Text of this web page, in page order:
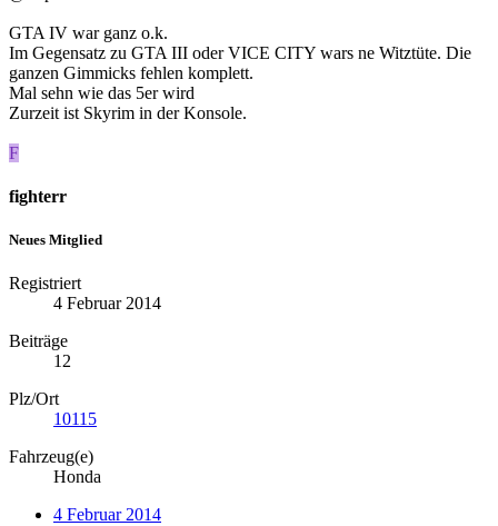
GTA IV war ganz o.k.
Im Gegensatz zu GTA III oder VICE CITY wars ne Witztüte. Die
ganzen Gimmicks fehlen komplett.
Mal sehn wie das 5er wird
Zurzeit ist Skyrim in der Konsole.
F
fighterr
Neues Mitglied
Registriert
4 Februar 2014
Beiträge
12
Plz/Ort
10115
Fahrzeug(e)
Honda
4 Februar 2014